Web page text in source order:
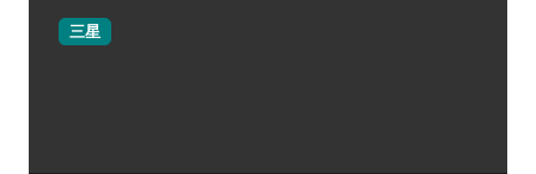
三星